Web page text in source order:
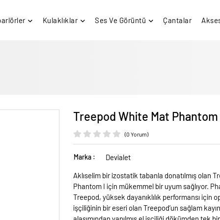
Kulaklıklar Ses Ve Görüntü Çantalar
Treepod White Mat Phantom
(0 Yorum)
Marka : Devialet
Aklıselim bir izostatik tabanla donatılmış olan
Phantom I için mükemmel bir uyum sağlıyor.
Treepod, yüksek dayanıklılık performansı
işçiliğinin bir eseri olan Treepod’un sağlam